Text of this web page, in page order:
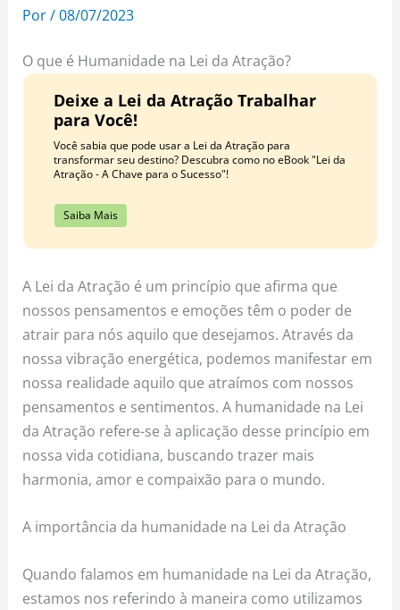
m t
Por/08/07/2023
O que é Humanidade na Lei da Atração?
Deixe a Lei da Atração Trabalhar
para Você!
Você sabia que pode usar a Lei da Atração para
transformar seu destino? Descubra como no eBook "Lei da
Atração - A Chave para o Sucesso"!
Saiba Mais
A Lei da Atração é um princípio que afirma que
nossos pensamentos e emoções têm o poder de
atrair para nós aquilo que desejamos. Através da
nossa vibração energética, podemos manifestar em
nossa realidade aquilo que atraímos com nossos
pensamentos e sentimentos. A humanidade na Lei
da Atração refere-se à aplicação desse princípio em
nossa vida cotidiana, buscando trazer mais
harmonia, amor e compaixão para o mundo.
A importância da humanidade na Lei da Atração
Quando falamos em humanidade na Lei da Atração,
estamos nos referindo à maneira como utilizamos